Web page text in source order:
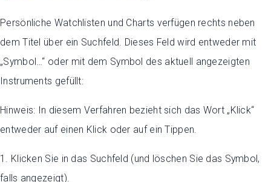
Persönliche Watchlisten und Charts verfügen rechts neben
dem Titel über ein Suchfeld. Dieses Feld wird entweder mit
„Symbol…“ oder mit dem Symbol des aktuell angezeigten
Instruments gefüllt:
Hinweis: In diesem Verfahren bezieht sich das Wort „Klick“
entweder auf einen Klick oder auf ein Tippen.
1. Klicken Sie in das Suchfeld (und löschen Sie das Symbol,
falls angezeigt).